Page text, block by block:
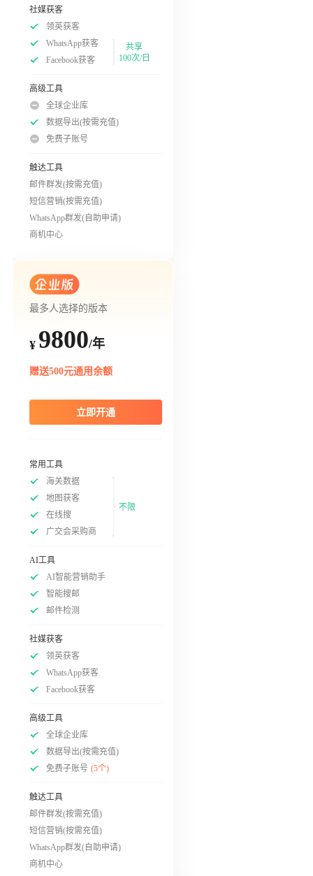
社媒获客
领英获客
WhatsApp获客
Facebook获客
共享
100次/日
高级工具
全球企业库
数据导出(按需充值)
免费子账号
触达工具
邮件群发(按需充值)
短信营销(按需充值)
WhatsApp群发(自助申请)
商机中心
最多人选择的版本
¥ 9800/年
赠送500元通用余额
立即开通
常用工具
海关数据
地图获客
在线搜
广交会采购商
不限
AI工具
AI智能营销助手
智能搜邮
邮件检测
社媒获客
领英获客
WhatsApp获客
Facebook获客
高级工具
全球企业库
数据导出(按需充值)
免费子账号 (5个)
触达工具
邮件群发(按需充值)
短信营销(按需充值)
WhatsApp群发(自助申请)
商机中心